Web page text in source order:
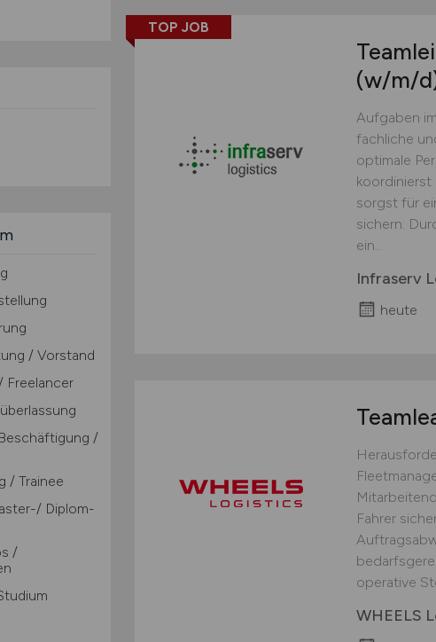
/ Vorstand
Freelancer
/
/ Trainee
Diplom-
/
TOP JOB
(w/m/
Aufgaben
fachliche
optimale
sorgst für
sichern:
ein...
Infraserv
heute
Fahrer
operative
WHEELS